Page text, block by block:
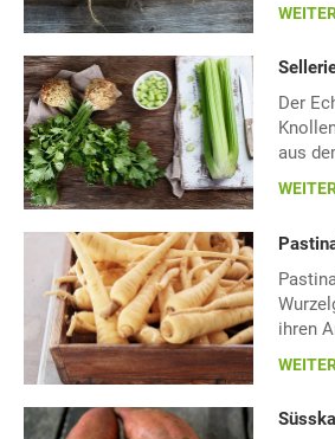
Der
aus
ihren